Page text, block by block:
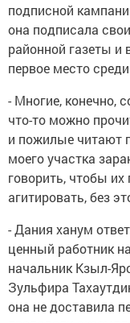
подписной
она подписала
районной газеты
первое место
- Многие, конечно,
что-то можно
и пожилые читают
моего участка
говорить, чтобы
агитировать, без
- Дания ханум
ценный работник
начальник Кзыл-
Зульфира
она не доставила